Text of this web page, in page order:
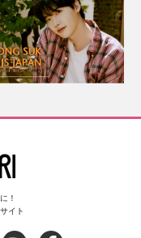
！
イト